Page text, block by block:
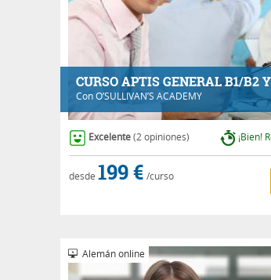
CURSO APTIS GENERAL B1/B2
ConO’SULLIVAN’S ACADEMY
Excelente (2 opiniones) ¡Bien!
desde 199 € /curso
Alemán online